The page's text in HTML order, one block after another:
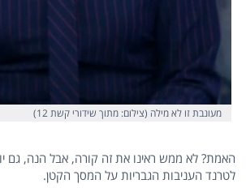
מעונבת זו לא מילה (צילום: מתוך שידורי קשת 12)
האמת? לא ממש ראינו את זה קורה, אבל הנה, גם
לטרנד העניבות הגבריות על המסך הקטן.